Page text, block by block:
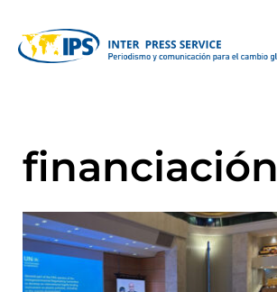
financiación